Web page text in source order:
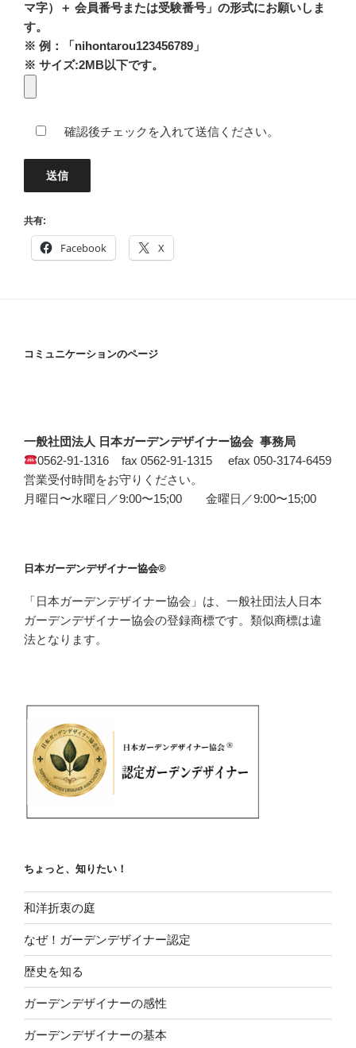
マ字）＋ 会員番号または受験番号」の形式にお願いしま
す。
※ 例：「nihontarou123456789」
※ サイズ:2MB以下です。
確認後チェックを入れて送信ください。
共有:
Facebook X
コミュニケーションのページ
一般社団法人 日本ガーデンデザイナー協会 事務局
0562-91-1316 fax 0562-91-1315 efax 050-3174-6459
営業受付時間をお守りください。
月曜日〜水曜日／9:00〜15;00 金曜日／9:00〜15;00
日本ガーデンデザイナー協会®
「日本ガーデンデザイナー協会」は、一般社団法人日本
ガーデンデザイナー協会の登録商標です。類似商標は違
法となります。
ちょっと、知りたい！
和洋折衷の庭
なぜ！ガーデンデザイナー認定
歴史を知る
ガーデンデザイナーの感性
ガーデンデザイナーの基本